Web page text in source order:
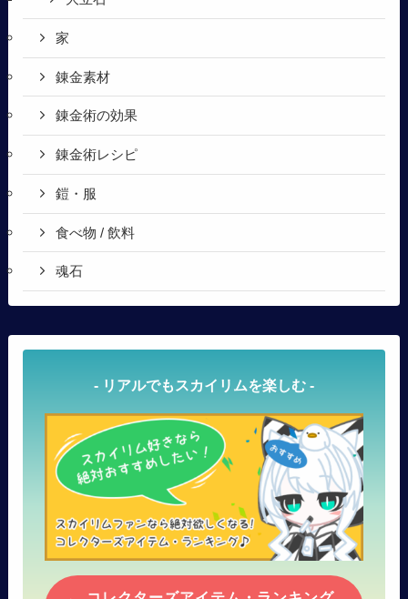
家
錬金素材
錬金術の効果
錬金術レシピ
鎧・服
食べ物 / 飲料
魂石
- リアルでもスカイリムを楽しむ -